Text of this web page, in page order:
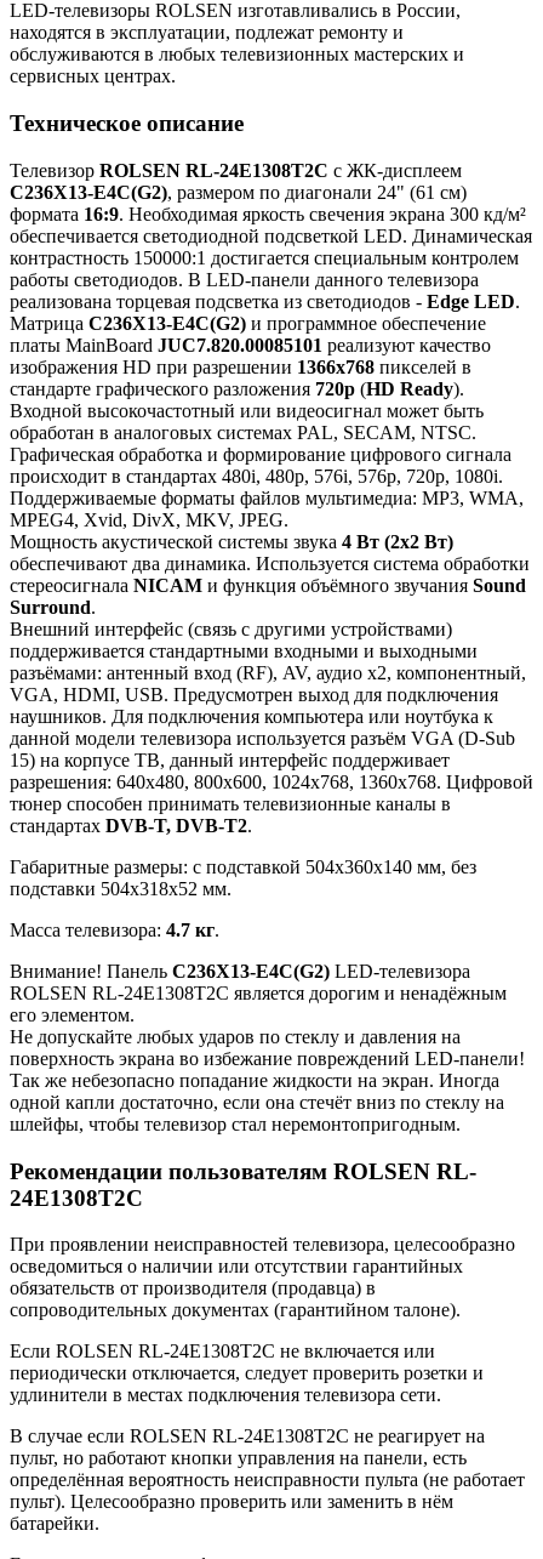
LED-телевизоры ROLSEN изготавливались в России,
находятся в эксплуатации, подлежат ремонту и
обслуживаются в любых телевизионных мастерских и
сервисных центрах.
Техническое описание
Телевизор ROLSEN RL-24E1308T2C с ЖК-дисплеем
C236X13-E4C(G2), размером по диагонали 24" (61 см)
формата 16:9. Необходимая яркость свечения экрана 300 кд/м²
обеспечивается светодиодной подсветкой LED. Динамическая
контрастность 150000:1 достигается специальным контролем
работы светодиодов. В LED-панели данного телевизора
реализована торцевая подсветка из светодиодов - Edge LED.
Матрица C236X13-E4C(G2) и программное обеспечение
платы MainBoard JUC7.820.00085101 реализуют качество
изображения HD при разрешении 1366x768 пикселей в
стандарте графического разложения 720p (HD Ready).
Входной высокочастотный или видеосигнал может быть
обработан в аналоговых системах PAL, SECAM, NTSC.
Графическая обработка и формирование цифрового сигнала
происходит в стандартах 480i, 480p, 576i, 576p, 720p, 1080i.
Поддерживаемые форматы файлов мультимедиа: MP3, WMA,
MPEG4, Xvid, DivX, MKV, JPEG.
Мощность акустической системы звука 4 Вт (2x2 Вт)
обеспечивают два динамика. Используется система обработки
стереосигнала NICAM и функция объёмного звучания Sound
Surround.
Внешний интерфейс (связь с другими устройствами)
поддерживается стандартными входными и выходными
разъёмами: антенный вход (RF), AV, аудио x2, компонентный,
VGA, HDMI, USB. Предусмотрен выход для подключения
наушников. Для подключения компьютера или ноутбука к
данной модели телевизора используется разъём VGA (D-Sub
15) на корпусе ТВ, данный интерфейс поддерживает
разрешения: 640x480, 800x600, 1024x768, 1360x768. Цифровой
тюнер способен принимать телевизионные каналы в
стандартах DVB-T, DVB-T2.
Габаритные размеры: с подставкой 504x360x140 мм, без
подставки 504x318x52 мм.
Масса телевизора: 4.7 кг.
Внимание! Панель C236X13-E4C(G2) LED-телевизора
ROLSEN RL-24E1308T2C является дорогим и ненадёжным
его элементом.
Не допускайте любых ударов по стеклу и давления на
поверхность экрана во избежание повреждений LED-панели!
Так же небезопасно попадание жидкости на экран. Иногда
одной капли достаточно, если она стечёт вниз по стеклу на
шлейфы, чтобы телевизор стал неремонтопригодным.
Рекомендации пользователям ROLSEN RL-
24E1308T2C
При проявлении неисправностей телевизора, целесообразно
осведомиться о наличии или отсутствии гарантийных
обязательств от производителя (продавца) в
сопроводительных документах (гарантийном талоне).
Если ROLSEN RL-24E1308T2C не включается или
периодически отключается, следует проверить розетки и
удлинители в местах подключения телевизора сети.
В случае если ROLSEN RL-24E1308T2C не реагирует на
пульт, но работают кнопки управления на панели, есть
определённая вероятность неисправности пульта (не работает
пульт). Целесообразно проверить или заменить в нём
батарейки.